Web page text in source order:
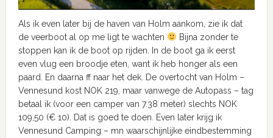
Als ik even later bij de haven van Holm aankom, zie ik dat
de veerboot al op me ligt te wachten
Bijna zonder te
stoppen kan ik de boot op rijden. In de boot ga ik eerst
even vlug een broodje eten, want ik heb honger als een
paard. En daarna ff naar het dek. De overtocht van Holm –
Vennesund kost NOK 219, maar vanwege de Autopass – tag
betaal ik (voor een camper van 7.38 meter) slechts NOK
109,50 (€ 10). Dat is goed te doen. Even later krijg ik
Vennesund Camping – mn waarschijnlijke eindbestemming